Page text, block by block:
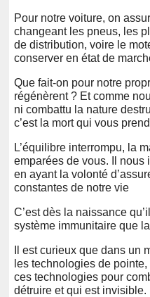
Pour notre voiture, on
changeant les pneus, les
de distribution, voire le
conserver en état de
Que fait-on pour notre
régénèrent ? Et comme
ni combattu la nature
c’est la mort qui vous
L’équilibre interrompu, la
emparées de vous. Il nous
en ayant la volonté
constantes de notre vie
C’est dès la naissance
système immunitaire que
Il est curieux que dans un
les technologies de
ces technologies pour
détruire et qui est invisible.